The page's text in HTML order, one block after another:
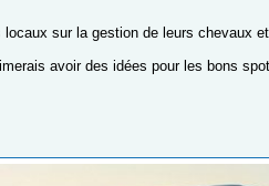
sur la gestion de leurs chevaux
avoir des idées pour les bons